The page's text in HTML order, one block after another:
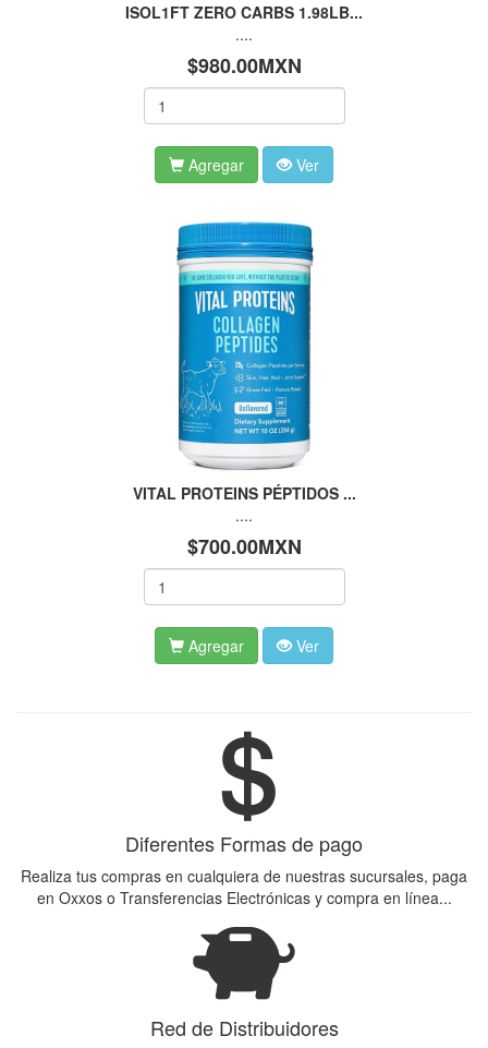
ISOL1FT ZERO CARBS 1.98LB...
....
$980.00MXN
Agregar Ver
VITAL PROTEINS PÉPTIDOS ...
....
$700.00MXN
Agregar Ver
Diferentes Formas de pago
Realiza tus compras en cualquiera de nuestras sucursales, paga
en Oxxos o Transferencias Electrónicas y compra en línea...
Red de Distribuidores